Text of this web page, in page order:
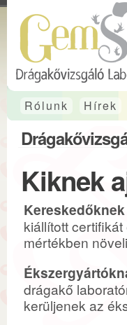
Rólunk Hírek
Kiknek
Kereskedőknek
kiállított
mértékben
drágakő
kerüljenek az